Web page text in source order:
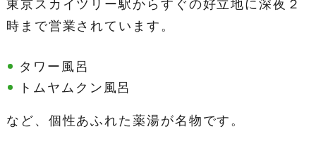
東京スカイツリー駅からすぐの好立地に深夜２
時まで営業されています。
タワー風呂
トムヤムクン風呂
など、個性あふれた薬湯が名物です。